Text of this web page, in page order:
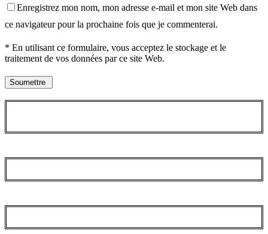
Enregistrez mon nom, mon adresse e-mail et mon site Web dans
ce navigateur pour la prochaine fois que je commenterai.
* En utilisant ce formulaire, vous acceptez le stockage et le
traitement de vos données par ce site Web.